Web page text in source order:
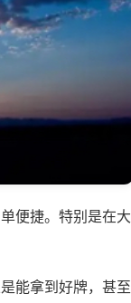
便捷。特别是在大
能拿到好牌，甚至